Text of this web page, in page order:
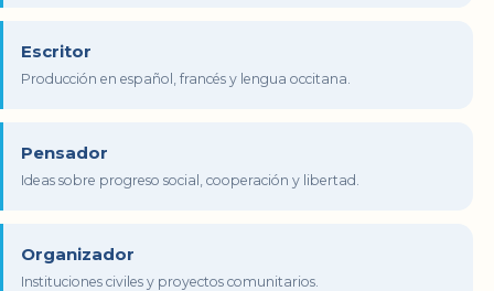
Escritor
Producción en español, francés y lengua occitana.
Pensador
Ideas sobre progreso social, cooperación y libertad.
Organizador
Instituciones civiles y proyectos comunitarios.